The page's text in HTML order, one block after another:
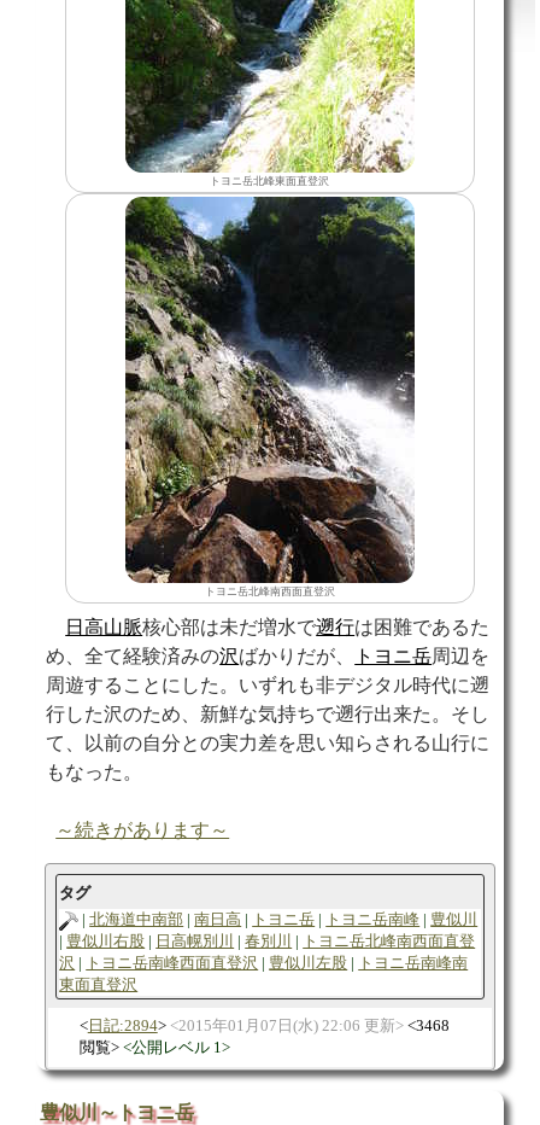
トヨニ岳北峰東面直登沢
トヨニ岳北峰南西面直登沢
日高山脈核心部は未だ増水で遡行は困難であるた
め、全て経験済みの沢ばかりだが、 トヨニ岳周辺を
周遊することにした。いずれも非デジタル時代に遡
行した沢のため、新鮮な気持ちで遡行出来た。そし
て、以前の自分との実力差を思い知らされる山行に
もなった。
～続きがあります～
タグ
北海道中南部
南日高 トヨニ岳 トヨニ岳南峰
豊似川
豊似川右股
日高幌別川 春別川
トヨニ岳北峰南西面直登
沢
トヨニ岳南峰西面直登沢 豊似川左股
トヨニ岳南峰南
東面直登沢
日記:2894 2015年01月07日(水) 22:06 更新
3468
閲覧
公開レベル 1
豊似川～トヨニ岳